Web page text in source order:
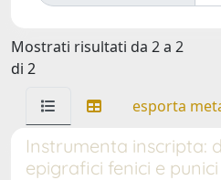
Mostrati risultati da 2 a 2
di 2
esporta
Instrumenta inscripta:
epigrafici fenici e punici